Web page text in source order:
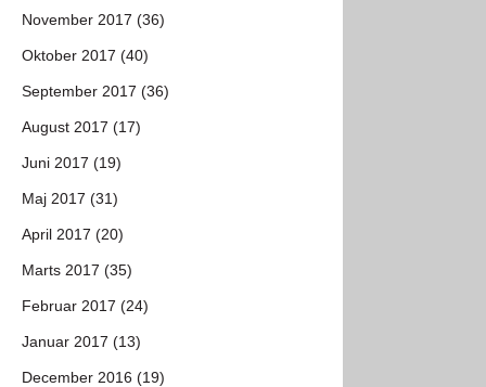
November 2017 (36)
Oktober 2017 (40)
September 2017 (36)
August 2017 (17)
Juni 2017 (19)
Maj 2017 (31)
April 2017 (20)
Marts 2017 (35)
Februar 2017 (24)
Januar 2017 (13)
December 2016 (19)